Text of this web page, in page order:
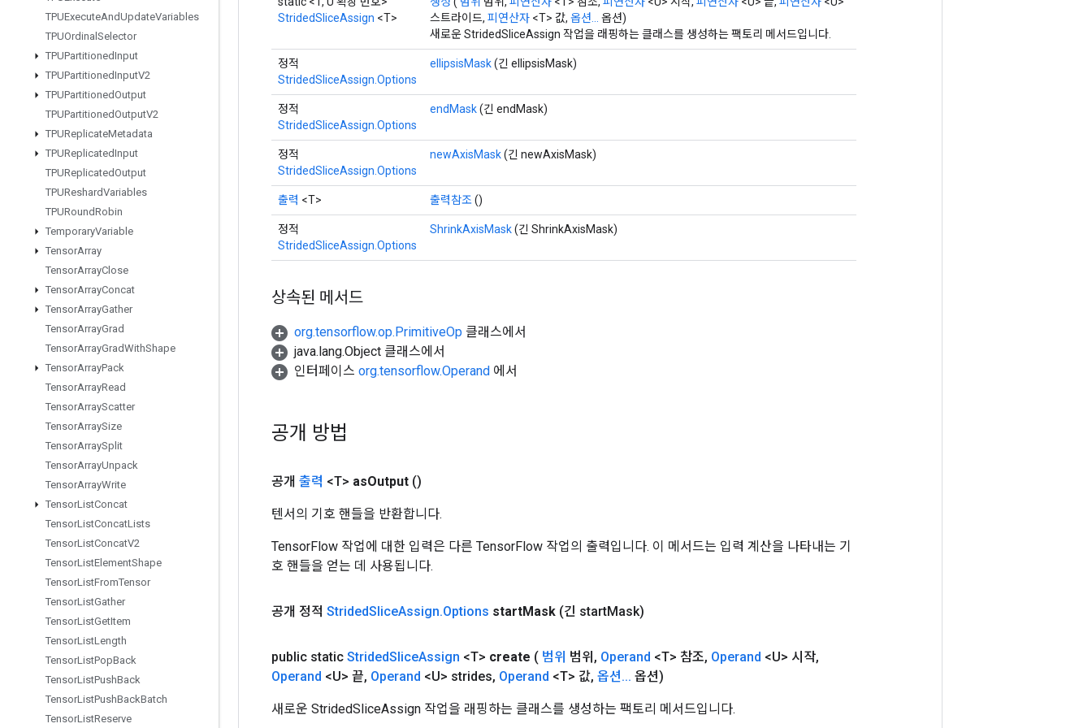
TPUExecuteAndUpdateVariables
TPUOrdinal Selector
TPUPartitionedInput
TPUPartitionedInputV2
TPUPartitionedOutput
TPUPartitionedOutputV2
TPUReplicateMetadata
TPUReplicatedInput
TPUReplicatedOutput
TPUReshardVariables
TPURoundRobin
TemporaryVariable
TensorArray
TensorArrayClose
TensorArrayConcat
TensorArrayGather
TensorArrayGrad
TensorArrayGradWithShape
TensorArrayPack
TensorArrayRead
TensorArrayScatter
TensorArraySize
TensorArraySplit
TensorArrayUnpack
TensorArrayWrite
TensorListConcat
TensorListConcatLists
TensorListConcatV2
TensorListElementShape
TensorListFromTensor
TensorListGather
TensorListGetItem
TensorListLength
TensorListPopBack
TensorListPushBack
TensorListPushBackBatch
TensorListReserve
StridedSliceAssign <T>
스트라이드, 피연산자 <T> 값, 옵션...
옵션)
새로운 StridedSliceAssign 작업을 래핑하는 클래스를 생성하는 팩토리 메서드입니다.
정적
StridedSliceAssign.Options
ellipsisMask(긴 ellipsisMask)
정적
StridedSliceAssign.Options
endMask(긴 endMask)
정적
StridedSliceAssign.Options
newAxisMask(긴 newAxisMask)
출력 <T> 출력참조()
정적
StridedSliceAssign.Options
ShrinkAxisMask(긴 ShrinkAxisMask)
상속된 메서드
org.tensorflow.op.PrimitiveOp 클래스에서
java.lang.Object 클래스에서
인터페이스 org.tensorflow.Operand 에서
공개 방법
공개 출력 <T> asOutput ()
텐서의 기호 핸들을 반환합니다.
TensorFlow 작업에 대한 입력은 다른 TensorFlow 작업의 출력입니다. 이 메서드는 입력 계산을 나타내는 기
호 핸들을 얻는 데 사용됩니다.
공개 정적 StridedSliceAssign.Options startMask (긴 startMask)
public static StridedSliceAssign <T> create ( 범위 범위 , Operand <T> 참조, Operand <U> 시작,
Operand <U> 끝, Operand <U> strides, Operand <T> 값, 옵션... 옵션)
새로운 StridedSliceAssign 작업을 래핑하는 클래스를 생성하는 팩토리 메서드입니다.